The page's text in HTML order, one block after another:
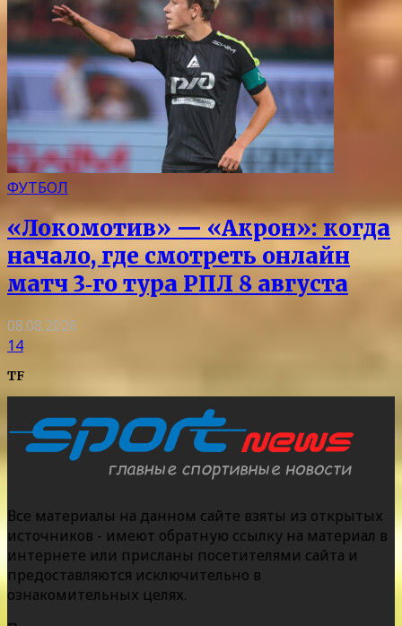
ФУТБОЛ
«Локомотив» — «Акрон»: когда
начало, где смотреть онлайн
матч 3‑го тура РПЛ 8 августа
08.08.2026
14
TF
Все материалы на данном сайте взяты из открытых
источников - имеют обратную ссылку на материал в
интернете или присланы посетителями сайта и
предоставляются исключительно в
ознакомительных целях.